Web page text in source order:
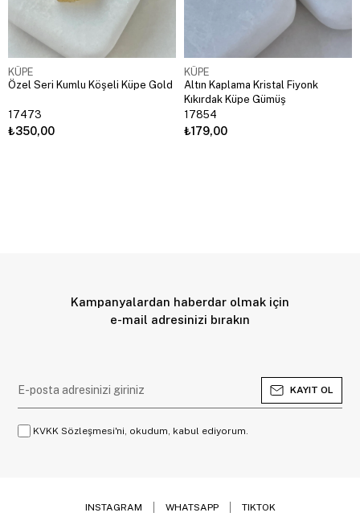
KÜPE
Özel Seri Kumlu Köşeli Küpe Gold
17473
₺350,00
KÜPE
Altın Kaplama Kristal Fiyonk
Kıkırdak Küpe Gümüş
17854
₺179,00
Kampanyalardan haberdar olmak için
e-mail adresinizi bırakın
KAYIT OL
KVKK Sözleşmesi'ni, okudum, kabul ediyorum.
INSTAGRAM WHATSAPP TIKTOK